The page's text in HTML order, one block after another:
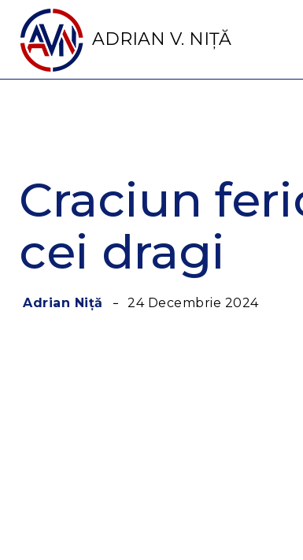
ADRIAN V. NIȚĂ
Craciun
cei dragi
Adrian Niță 24 Decembrie 2024